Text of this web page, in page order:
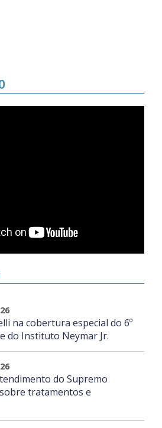
na cobertura especial do 6º
do Instituto Neymar Jr.
do Supremo
tratamentos e